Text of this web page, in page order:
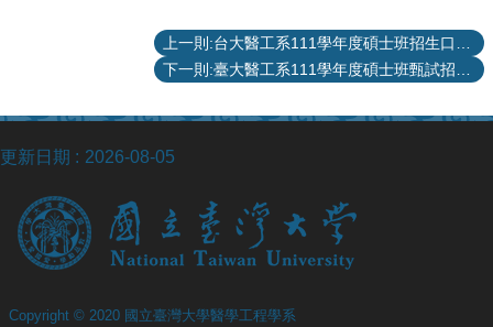
更新日期 2026-08-05
Copyright © 2020 國立臺灣大學醫學工程學系